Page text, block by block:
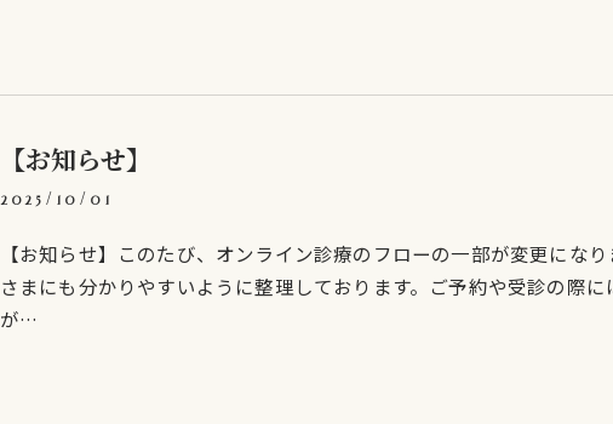
【お知らせ】
2025/10/01
【お知らせ】このたび、オンライン診療のフローの一部が変更にな
さまにも分かりやすいように整理しております。ご予約や受診の際
が…